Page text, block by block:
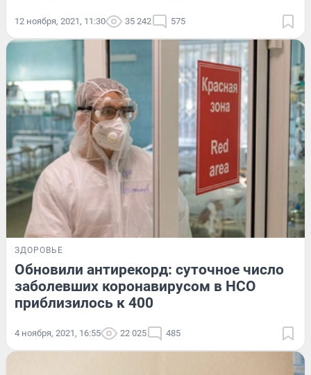
12 ноября, 2021, 11:30 35 242 575
ЗДОРОВЬЕ
Обновили антирекорд: суточное число
заболевших коронавирусом в НСО
приблизилось к 400
4 ноября, 2021, 16:55 22 025 485